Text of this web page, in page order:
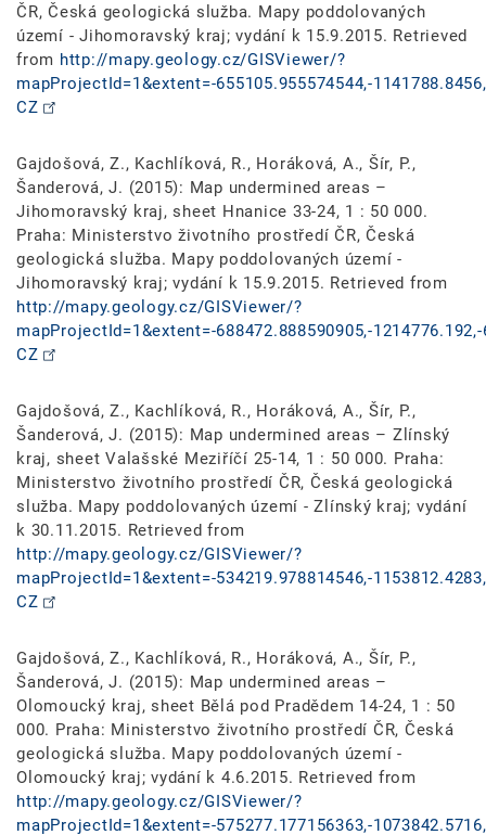
ČR, Česká geologická služba. Mapy poddolovaných
území - Jihomoravský kraj; vydání k 15.9.2015. Retrieved
from http://mapy.geology.cz/GISViewer/?
mapProjectId=1&extent=-655105.955574544,-
CZ
Gajdošová, Z., Kachlíková, R., Horáková, A., Šír, P.,
Šanderová, J. (2015): Map undermined areas –
Jihomoravský kraj, sheet Hnanice 33-24, 1 : 50 000.
Praha: Ministerstvo životního prostředí ČR, Česká
geologická služba. Mapy poddolovaných území -
Jihomoravský kraj; vydání k 15.9.2015. Retrieved from
http://mapy.geology.cz/GISViewer/?
mapProjectId=1&extent=-688472.888590905,-
CZ
Gajdošová, Z., Kachlíková, R., Horáková, A., Šír, P.,
Šanderová, J. (2015): Map undermined areas – Zlínský
kraj, sheet Valašské Meziříčí 25-14, 1 : 50 000. Praha:
Ministerstvo životního prostředí ČR, Česká geologická
služba. Mapy poddolovaných území - Zlínský kraj; vydání
k 30.11.2015. Retrieved from
http://mapy.geology.cz/GISViewer/?
mapProjectId=1&extent=-534219.978814546,-
CZ
Gajdošová, Z., Kachlíková, R., Horáková, A., Šír, P.,
Šanderová, J. (2015): Map undermined areas –
Olomoucký kraj, sheet Bělá pod Pradědem 14-24, 1 : 50
000. Praha: Ministerstvo životního prostředí ČR, Česká
geologická služba. Mapy poddolovaných území -
Olomoucký kraj; vydání k 4.6.2015. Retrieved from
http://mapy.geology.cz/GISViewer/?
mapProjectId=1&extent=-575277.177156363,-